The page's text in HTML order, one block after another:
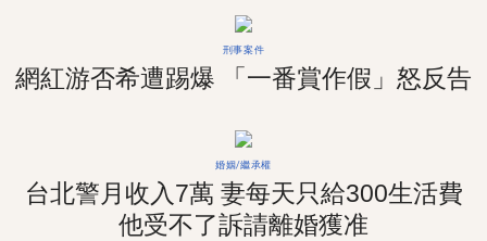
刑事案件
網紅游否希遭踢爆 「一番賞作假」怒反告
婚姻/繼承權
台北警月收入7萬 妻每天只給300生活費
他受不了訴請離婚獲准